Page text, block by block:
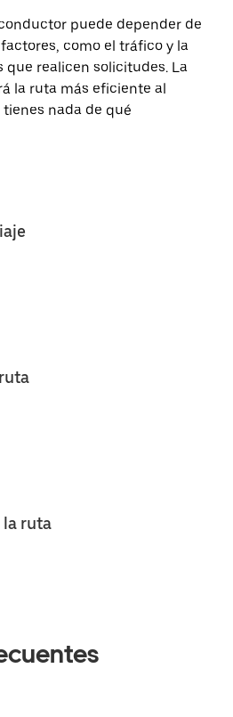
puede depender de
como el tráfico y la
que realicen solicitudes. La
la ruta más eficiente al
nada de qué
la ruta